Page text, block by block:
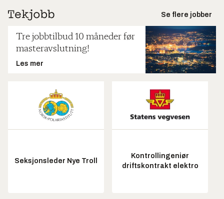
Se flere jobber
Tre jobbtilbud 10 måneder før
masteravslutning!
Les mer
Seksjonsleder Nye Troll
Kontrollingeniør
driftskontrakt elektro